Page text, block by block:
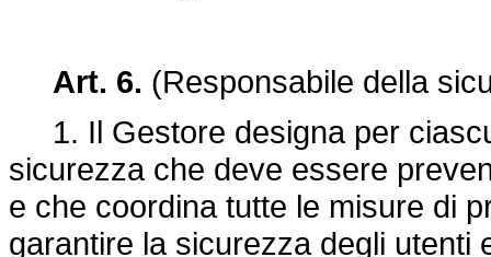
Art. 6. (Responsabile della
1. Il Gestore designa per
sicurezza che deve essere
e che coordina tutte le misure di
garantire la sicurezza degli utenti